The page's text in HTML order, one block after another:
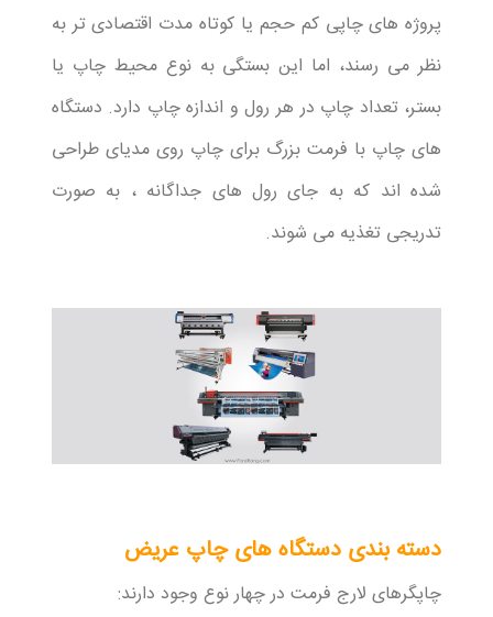
پروژه های چاپی کم حجم یا کوتاه مدت اقتصادی تر به
نظر می رسند، اما این بستگی به نوع محیط چاپ یا
بستر، تعداد چاپ در هر رول و اندازه چاپ دارد. دستگاه
های چاپ با فرمت بزرگ برای چاپ روی مدیای طراحی
شده اند که به جای رول های جداگانه ، به صورت
تدریجی تغذیه می شوند.
دسته بندی دستگاه های چاپ عریض
چاپگرهای لارج فرمت در چهار نوع وجود دارند: